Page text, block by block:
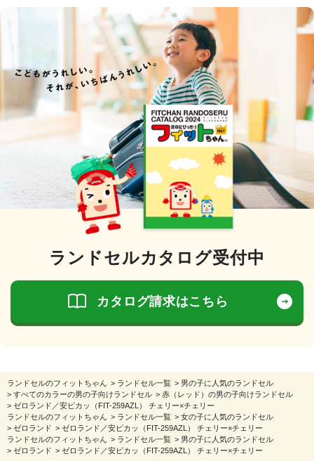
ランドセルカタログ受付中
カタログ請求はこちら
ランドセルのフィットちゃん > ランドセル一覧 > 男の子に人気のランドセル
> すべてのカラーの男の子向けランドセル > 赤（レッド）の男の子向けランドセル
> ゼロランド／安ピカッ（FIT-259AZL） チェリー×チェリー
ランドセルのフィットちゃん > ランドセル一覧 > 女の子に人気のランドセル
> ゼロランド > ゼロランド／安ピカッ（FIT-259AZL） チェリー×チェリー
ランドセルのフィットちゃん > ランドセル一覧 > 男の子に人気のランドセル
> ゼロランド > ゼロランド／安ピカッ（FIT-259AZL） チェリー×チェリー